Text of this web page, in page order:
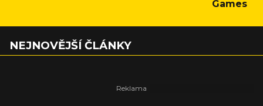
Games
NEJNOVĚJŠÍ ČLÁNKY